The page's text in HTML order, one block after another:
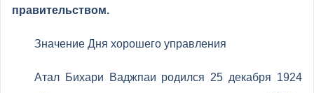
правительством.
Значение Дня хорошего управления
Атал Бихари Ваджпаи родился 25 декабря 1924